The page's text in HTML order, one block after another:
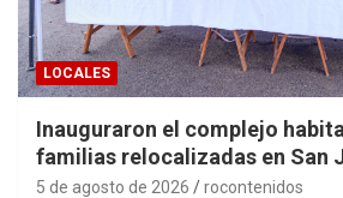
LOCALES
Inauguraron el complejo
familias relocalizadas en San
5 de agosto de 2026 rocontenidos